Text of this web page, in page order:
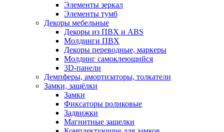
Элементы зеркал
Элементы тумб
Декоры мебельные
Декоры из ПВХ и ABS
Молдинги ПВХ
Декоры переводные, маркеры
Молдинг самоклеющийся
3D-панели
Демпферы, амортизаторы, толкатели
Замки, защёлки
Замки
Фиксаторы роликовые
Задвижки
Магнитные защелки